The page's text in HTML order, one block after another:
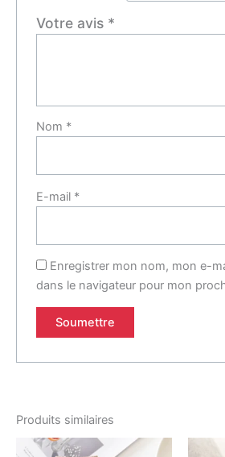
Votre avis *
Nom *
E-mail *
Enregistrer mon nom, mon e-
dans le navigateur pour mon
Produits similaires
Ce